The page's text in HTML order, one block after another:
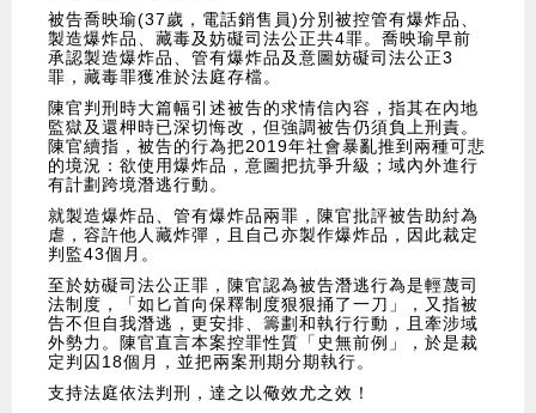
被告喬映瑜(37歲，電話銷售員)分別被控管有爆炸品、
製造爆炸品、藏毒及妨礙司法公正共4罪。喬映瑜早前
承認製造爆炸品、管有爆炸品及意圖妨礙司法公正3
罪，藏毒罪獲准於法庭存檔。
陳官判刑時大篇幅引述被告的求情信內容，指其在內地
監獄及還柙時已深切悔改，但強調被告仍須負上刑責。
陳官續指，被告的行為把2019年社會暴亂推到兩種可悲
的境況：欲使用爆炸品，意圖把抗爭升級；域內外進行
有計劃跨境潛逃行動。
就製造爆炸品、管有爆炸品兩罪，陳官批評被告助紂為
虐，容許他人藏炸彈，且自己亦製作爆炸品，因此裁定
判監43個月。
至於妨礙司法公正罪，陳官認為被告潛逃行為是輕蔑司
法制度，「如匕首向保釋制度狠狠捅了一刀」，又指被
告不但自我潛逃，更安排、籌劃和執行行動，且牽涉域
外勢力。陳官直言本案控罪性質「史無前例」，於是裁
定判囚18個月，並把兩案刑期分期執行。
支持法庭依法判刑，達之以儆效尤之效！